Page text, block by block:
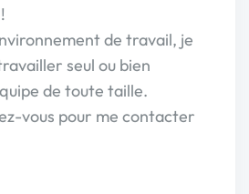
de travail, je
seul ou bien
de toute taille.
vous pour me contacter